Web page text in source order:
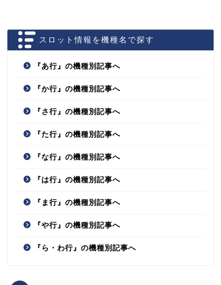
スロット情報を機種名で探す
『あ行』の機種別記事へ
『か行』の機種別記事へ
『さ行』の機種別記事へ
『た行』の機種別記事へ
『な行』の機種別記事へ
『は行』の機種別記事へ
『ま行』の機種別記事へ
『や行』の機種別記事へ
『ら・わ行』の機種別記事へ